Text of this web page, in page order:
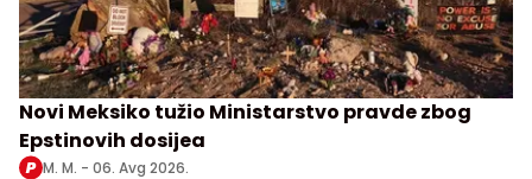
Novi Meksiko tužio Ministarstvo pravde zbog
Epstinovih dosijea
M. M. - 06. Avg 2026.